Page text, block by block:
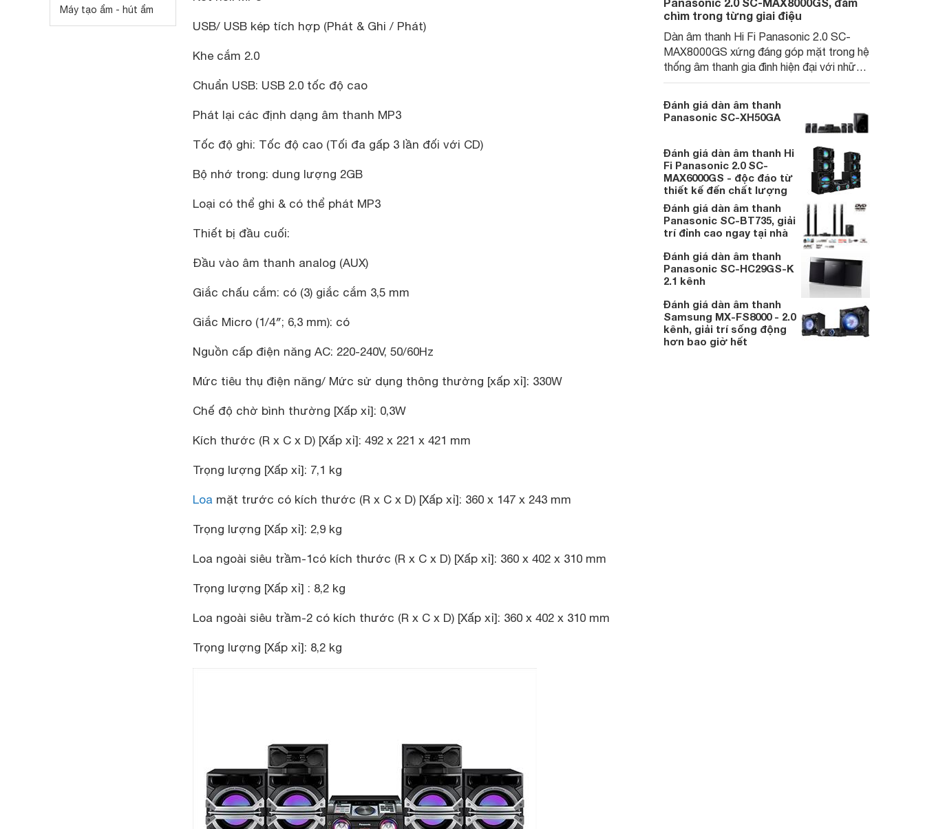
Máy tạo ẩm - hút ẩm
USB/ USB kép tích hợp (Phát & Ghi / Phát)
Khe cắm 2.0
Chuẩn USB: USB 2.0 tốc độ cao
Phát lại các định dạng âm thanh MP3
Tốc độ ghi: Tốc độ cao (Tối đa gấp 3 lần đối với CD)
Bộ nhớ trong: dung lượng 2GB
Loại có thể ghi & có thể phát MP3
Thiết bị đầu cuối:
Đầu vào âm thanh analog (AUX)
Giắc chấu cắm: có (3) giắc cắm 3,5 mm
Giắc Micro (1/4″; 6,3 mm): có
Nguồn cấp điện năng AC: 220-240V, 50/60Hz
Mức tiêu thụ điện năng/ Mức sử dụng thông thường [xấp xỉ]: 330W
Chế độ chờ bình thường [Xấp xỉ]: 0,3W
Kích thước (R x C x D) [Xấp xỉ]: 492 x 221 x 421 mm
Trọng lượng [Xấp xỉ]: 7,1 kg
Loa mặt trước có kích thước (R x C x D) [Xấp xỉ]: 360 x 147 x 243 mm
Trọng lượng [Xấp xỉ]: 2,9 kg
Loa ngoài siêu trầm-1có kích thước (R x C x D) [Xấp xỉ]: 360 x 402 x 310 mm
Trọng lượng [Xấp xỉ] : 8,2 kg
Loa ngoài siêu trầm-2 có kích thước (R x C x D) [Xấp xỉ]: 360 x 402 x 310 mm
Trọng lượng [Xấp xỉ]: 8,2 kg
chìm trong từng giai điệu
Dàn âm thanh Hi Fi Panasonic 2.0 SC-
MAX8000GS xứng đáng góp mặt trong hệ
thống âm thanh gia đình hiện đại với những
tính năng hỗ trợ tái tạo chất lượng âm
Đánh giá dàn âm thanh
Panasonic SC-XH50GA
Đánh giá dàn âm thanh Hi
Fi Panasonic 2.0 SC-
MAX6000GS - độc đáo từ
thiết kế đến chất lượng
Đánh giá dàn âm thanh
Panasonic SC-BT735, giải
trí đỉnh cao ngay tại nhà
Đánh giá dàn âm thanh
Panasonic SC-HC29GS-K
2.1 kênh
Đánh giá dàn âm thanh
Samsung MX-FS8000 - 2.0
kênh, giải trí sống động
hơn bao giờ hết